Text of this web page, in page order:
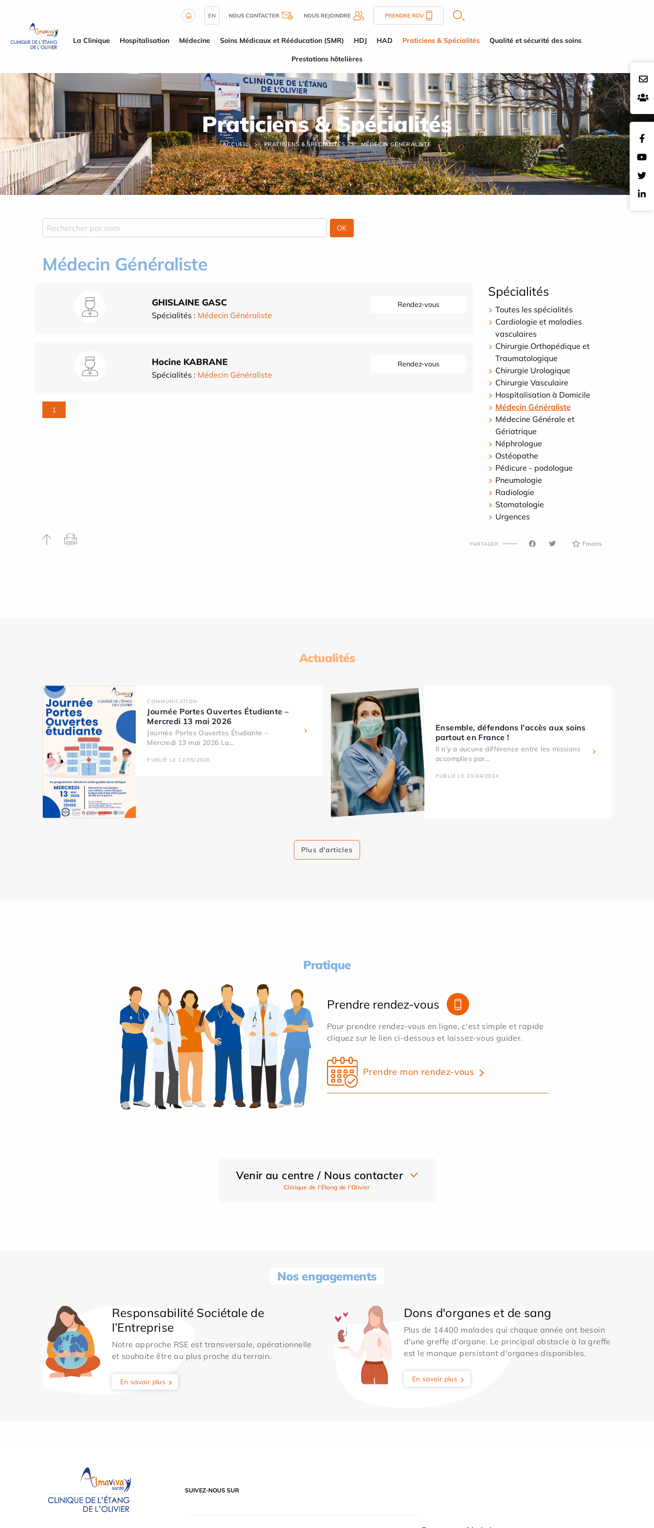
EN NOUS CONTACTER NOUS REJOINDRE PRENDRE RDV
La Clinique Hospitalisation Médecine Soins Médicaux et Rééducation (SMR) HDJ HAD Praticiens & Spécialités Qualité et sécurité des soins
Prestations hôtelières
Praticiens & Spécialités
ACCUEIL PRATICIENS & SPÉCIALITÉS MÉDECIN GÉNÉRALISTE
Médecin Généraliste
GHISLAINE GASC
Spécialités : Médecin Généraliste
Rendez-vous
Hocine KABRANE
Spécialités : Médecin Généraliste
Rendez-vous
1
Spécialités
Toutes les spécialités
Cardiologie et maladies
vasculaires
Chirurgie Orthopédique et
Traumatologique
Chirurgie Urologique
Chirurgie Vasculaire
Hospitalisation à Domicile
Médecin Généraliste
Médecine Générale et
Gériatrique
Néphrologue
Ostéopathe
Pédicure - podologue
Pneumologie
Radiologie
Stomatologie
Urgences
PARTAGER Favoris
Actualités
COMMUNICATION
Journée Portes Ouvertes Étudiante –
Mercredi 13 mai 2026
Journée Portes Ouvertes Étudiante –
Mercredi 13 mai 2026 La...
PUBLIÉ LE 12/05/2026
Ensemble, défendons l’accès aux soins
partout en France !
Il n’y a aucune différence entre les missions
accomplies par...
PUBLIÉ LE 23/04/2024
Plus d'articles
Pratique
Prendre rendez-vous
Pour prendre rendez-vous en ligne, c'est simple et rapide
cliquez sur le lien ci-dessous et laissez-vous guider.
Prendre mon rendez-vous
Venir au centre / Nous contacter
Clinique de l'Étang de l'Olivier
Nos engagements
Responsabilité Sociétale de
l’Entreprise
Notre approche RSE est transversale, opérationnelle
et souhaite être au plus proche du terrain.
En savoir plus
Dons d'organes et de sang
Plus de 14400 malades qui chaque année ont besoin
d'une greffe d'organe. Le principal obstacle à la greffe
est le manque persistant d'organes disponibles.
En savoir plus
SUIVEZ-NOUS SUR